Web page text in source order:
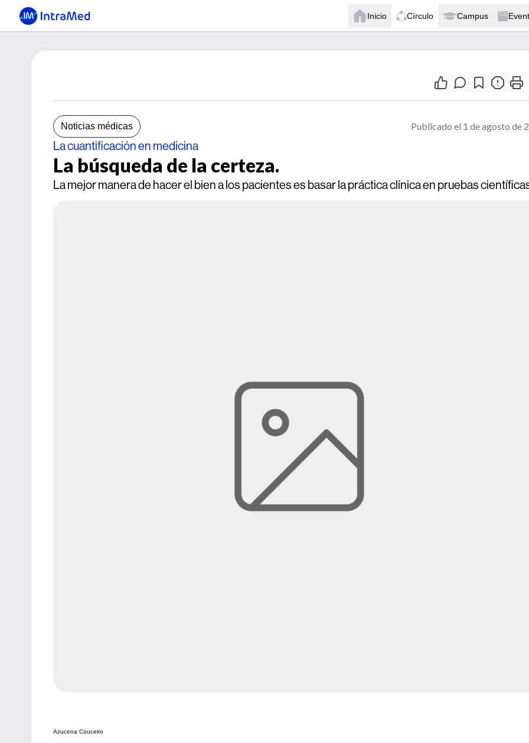
Inicio Círculo Campus
Noticias médicas Publicado el 1 de agosto de
La cuantificación en medicina
La búsqueda de la certeza.
La mejor manera de hacer el bien a los pacientes es basar la práctica clínica en pruebas
Azucena Couceiro